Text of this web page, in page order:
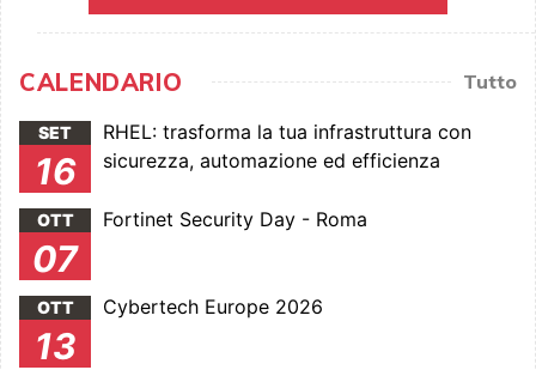
CALENDARIO Tutto
SET
16
RHEL: trasforma la tua infrastruttura con
sicurezza, automazione ed efficienza
OTT
07
Fortinet Security Day - Roma
OTT
13
Cybertech Europe 2026